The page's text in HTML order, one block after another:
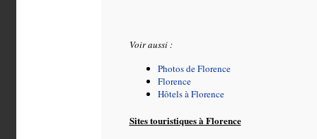
Voir aussi :
Photos de Florence
Florence
Hôtels à Florence
Sites touristiques à Florence